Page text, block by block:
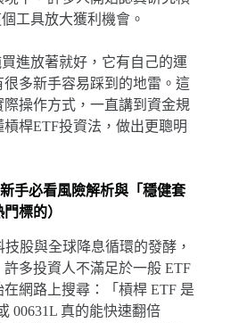
工具放大獲利機會。
進放著就好，它有自己的運
多新手容易踩到的地雷。這
操作方式，一直講到資金規
桿ETF投資法，做出更聰明
手必看風險解析與「穩健套
標的）
股與全球降息循環的發酵，
多投資人不滿足於一般 ETF
網路上搜尋：「槓桿 ETF 是
00631L 真的能快速翻倍